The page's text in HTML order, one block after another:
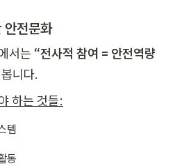
안전문화
서는 “전사적 참여 = 안전역량
니다.
하는 것들:
템
동